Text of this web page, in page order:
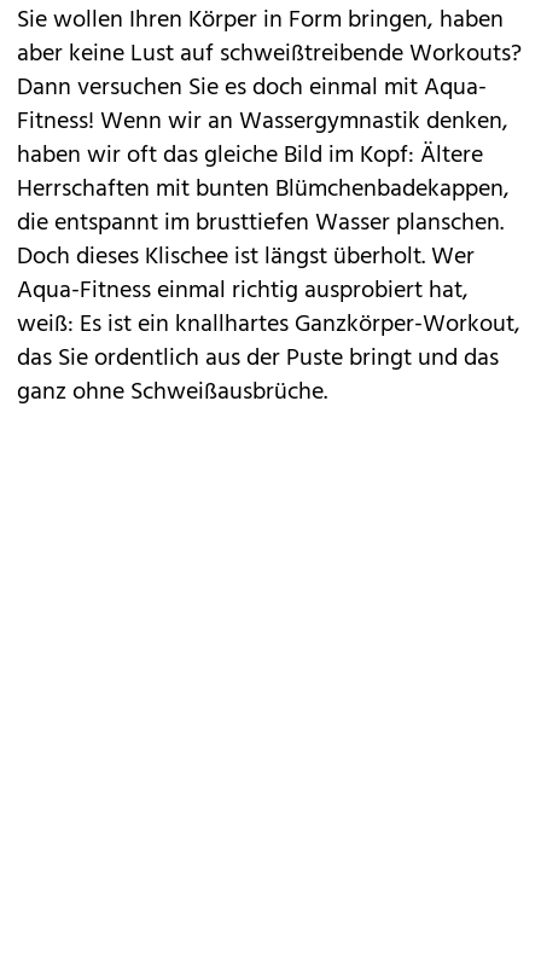
Sie wollen Ihren Körper in Form bringen, haben
aber keine Lust auf schweißtreibende Workouts?
Dann versuchen Sie es doch einmal mit Aqua-
Fitness! Wenn wir an Wassergymnastik denken,
haben wir oft das gleiche Bild im Kopf: Ältere
Herrschaften mit bunten Blümchenbadekappen,
die entspannt im brusttiefen Wasser planschen.
Doch dieses Klischee ist längst überholt. Wer
Aqua-Fitness einmal richtig ausprobiert hat,
weiß: Es ist ein knallhartes Ganzkörper-Workout,
das Sie ordentlich aus der Puste bringt und das
ganz ohne Schweißausbrüche.